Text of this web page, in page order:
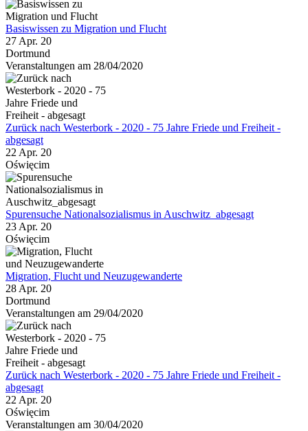
Basiswissen zu Migration und Flucht
27 Apr. 20
Dortmund
Veranstaltungen am 28/04/2020
Zurück nach Westerbork - 2020 - 75 Jahre Friede und Freiheit -
abgesagt
22 Apr. 20
Oświęcim
Spurensuche Nationalsozialismus in Auschwitz_abgesagt
23 Apr. 20
Oświęcim
Migration, Flucht und Neuzugewanderte
28 Apr. 20
Dortmund
Veranstaltungen am 29/04/2020
Zurück nach Westerbork - 2020 - 75 Jahre Friede und Freiheit -
abgesagt
22 Apr. 20
Oświęcim
Veranstaltungen am 30/04/2020